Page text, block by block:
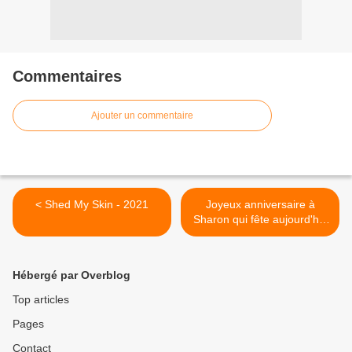
Commentaires
Ajouter un commentaire
< Shed My Skin - 2021
Joyeux anniversaire à
Sharon qui fête aujourd'hui
ses 47 ans >
Hébergé par Overblog
Top articles
Pages
Contact